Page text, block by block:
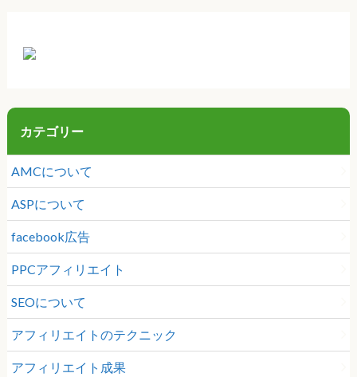
カテゴリー
AMCについて
ASPについて
facebook広告
PPCアフィリエイト
SEOについて
アフィリエイトのテクニック
アフィリエイト成果